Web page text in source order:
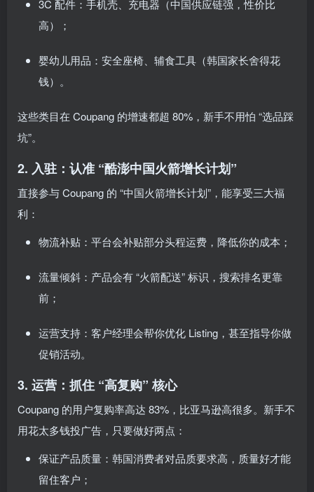
3C 配件：手机壳、充电器（中国供应链强，性价比
高）；
婴幼儿用品：安全座椅、辅食工具（韩国家长舍得花
钱）。
这些类目在 Coupang 的增速都超 80%，新手不用怕 “选品踩
坑”。
2. 入驻：认准 “酷澎中国火箭增长计划”
直接参与 Coupang 的 “中国火箭增长计划”，能享受三大福
利：
物流补贴：平台会补贴部分头程运费，降低你的成本；
流量倾斜：产品会有 “火箭配送” 标识，搜索排名更靠
前；
运营支持：客户经理会帮你优化 Listing，甚至指导你做
促销活动。
3. 运营：抓住 “高复购” 核心
Coupang 的用户复购率高达 83%，比亚马逊高很多。新手不
用花太多钱投广告，只要做好两点：
保证产品质量：韩国消费者对品质要求高，质量好才能
留住客户；